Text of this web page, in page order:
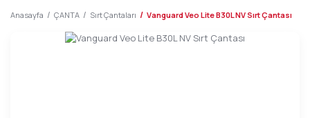
Anasayfa ÇANTA Sırt Çantaları Vanguard Veo Lite B30L NV Sırt Çantası